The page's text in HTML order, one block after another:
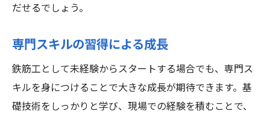
だせるでしょう。
専門スキルの習得による成長
鉄筋工として未経験からスタートする場合でも、専門ス
キルを身につけることで大きな成長が期待できます。基
礎技術をしっかりと学び、現場での経験を積むことで、